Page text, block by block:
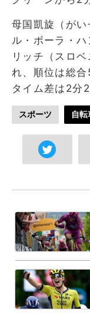
母国凱旋（が
ル・ボーラ・
リッチ（スロ
れ、順位は総
タイム差は2分
スポーツ 自転